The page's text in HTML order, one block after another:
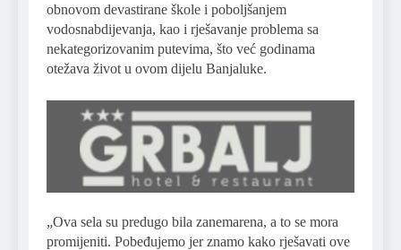
obnovom devastirane škole i poboljšanjem
vodosnabdijevanja, kao i rješavanje problema sa
nekategorizovanim putevima, što već godinama
otežava život u ovom dijelu Banjaluke.
„Ova sela su predugo bila zanemarena, a to se mora
promijeniti. Pobeđujemo jer znamo kako rješavati ove